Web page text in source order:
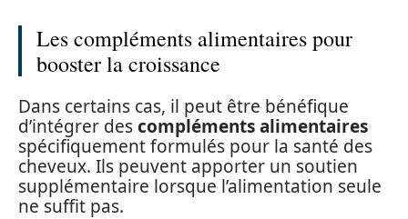
Les compléments alimentaires pour
booster la croissance
Dans certains cas, il peut être bénéfique
d’intégrer descompléments alimentaires
spécifiquement formulés pour la santé des
cheveux. Ils peuvent apporter un soutien
supplémentaire lorsque l’alimentation seule
ne suffit pas.